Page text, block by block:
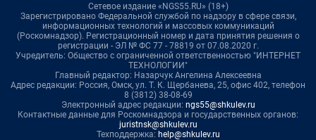
Сетевое издание «NGS55.RU» (18+)
Зарегистрировано Федеральной службой по надзору в сфере связи,
информационных технологий и массовых коммуникаций
(Роскомнадзор). Регистрационный номер и дата принятия решения о
регистрации - ЭЛ № ФС 77 - 78819 от 07.08.2020 г.
Учредитель: Общество с ограниченной ответственностью "ИНТЕРНЕТ
ТЕХНОЛОГИИ"
Главный редактор: Назарчук Ангелина Алексеевна
Адрес редакции: Россия, Омск, ул. Т. К. Щербанева, 25, офис 402, телефон
8 (3812) 38-08-69
Электронный адрес редакции: ngs55@shkulev.ru
Контактные данные для Роскомнадзора и государственных органов:
juristnsk@shkulev.ru
Техподдержка: help@shkulev.ru